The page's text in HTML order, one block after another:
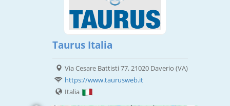
Taurus Italia
Via Cesare Battisti 77, 21020 Daverio (VA)
https://www.taurusweb.it
Italia